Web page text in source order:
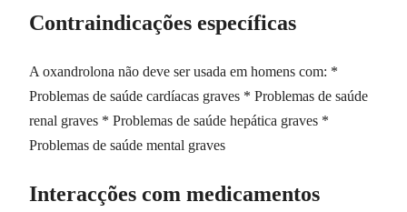
Contraindicações específicas
A oxandrolona não deve ser usada em homens com: *
Problemas de saúde cardíacas graves * Problemas de saúde
renal graves * Problemas de saúde hepática graves *
Problemas de saúde mental graves
Interacções com medicamentos